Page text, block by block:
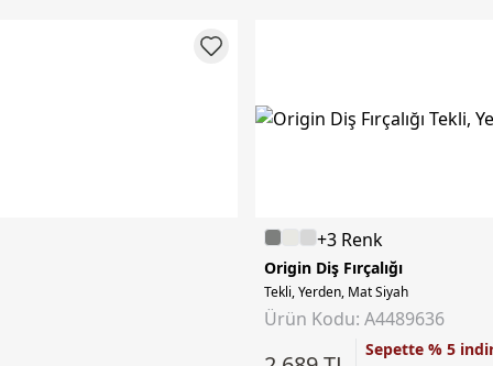
+3 Renk
Origin Diş Fırçalığı
Tekli, Yerden, Mat Siyah
Ürün Kodu: A4489636
Sepette % 5